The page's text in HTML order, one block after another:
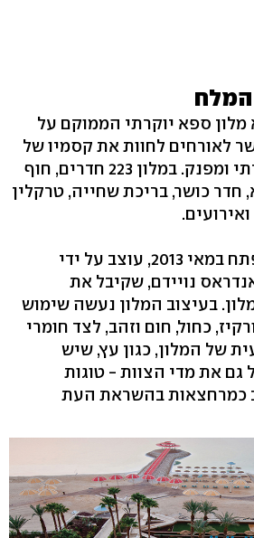
המלח
ספא יוקרתי הממוקם על
לאורחים לחוות את קסמיו של
ים המלח באופן יוקרתי ומפנק. במלון 223 חדרים, חוף
כושר, בריכת שחייה, טרקלין
המלון המחודש, שנפתח במאי 2013, עוצב על ידי
נויידם, שקיבל את
בעיצוב המלון נעשה שימוש
כחול, חום וזהב, לצד חומרי
של המלון, כגון עץ, שיש
גם את מדי הצוות - טוגות
כמרחצאות בהשראת העת